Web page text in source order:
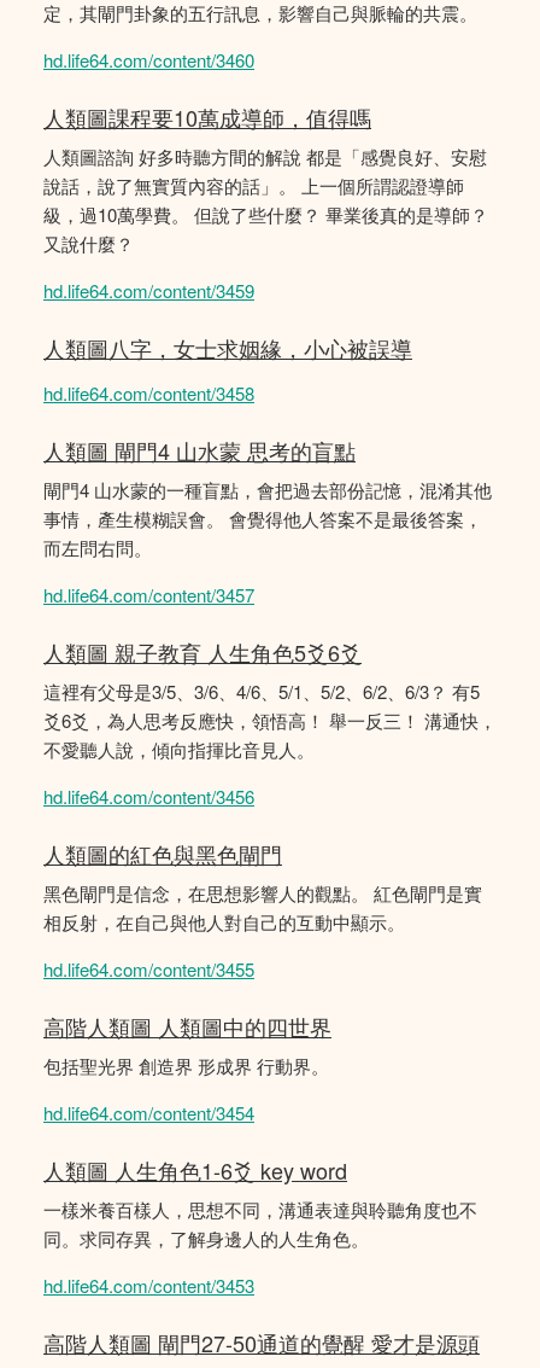
定，其閘門卦象的五行訊息，影響自己與脈輪的共震。
hd.life64.com/content/3460
人類圖課程要10萬成導師，值得嗎
人類圖諮詢 好多時聽方間的解說 都是「感覺良好、安慰
說話，說了無實質內容的話」。 上一個所謂認證導師
級，過10萬學費。 但說了些什麼？ 畢業後真的是導師？
又說什麼？
hd.life64.com/content/3459
人類圖八字，女士求姻緣，小心被誤導
hd.life64.com/content/3458
人類圖 閘門4 山水蒙 思考的盲點
閘門4 山水蒙的一種盲點，會把過去部份記憶，混淆其他
事情，產生模糊誤會。 會覺得他人答案不是最後答案，
而左問右問。
hd.life64.com/content/3457
人類圖 親子教育 人生角色5爻6爻
這裡有父母是3/5、3/6、4/6、5/1、5/2、6/2、6/3？ 有5
爻6爻，為人思考反應快，領悟高！ 舉一反三！ 溝通快，
不愛聽人說，傾向指揮比音見人。
hd.life64.com/content/3456
人類圖的紅色與黑色閘門
黑色閘門是信念，在思想影響人的觀點。 紅色閘門是實
相反射，在自己與他人對自己的互動中顯示。
hd.life64.com/content/3455
高階人類圖 人類圖中的四世界
包括聖光界 創造界 形成界 行動界。
hd.life64.com/content/3454
人類圖 人生角色1-6爻 key word
一樣米養百樣人，思想不同，溝通表達與聆聽角度也不
同。求同存異，了解身邊人的人生角色。
hd.life64.com/content/3453
高階人類圖 閘門27-50通道的覺醒 愛才是源頭